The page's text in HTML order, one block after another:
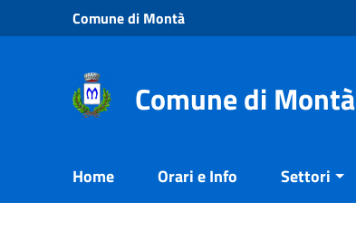
Vai ai contenuti
Vai al menu di navigazione
Comune di Montà
Comune di Montà
Home Orari e Info Settori